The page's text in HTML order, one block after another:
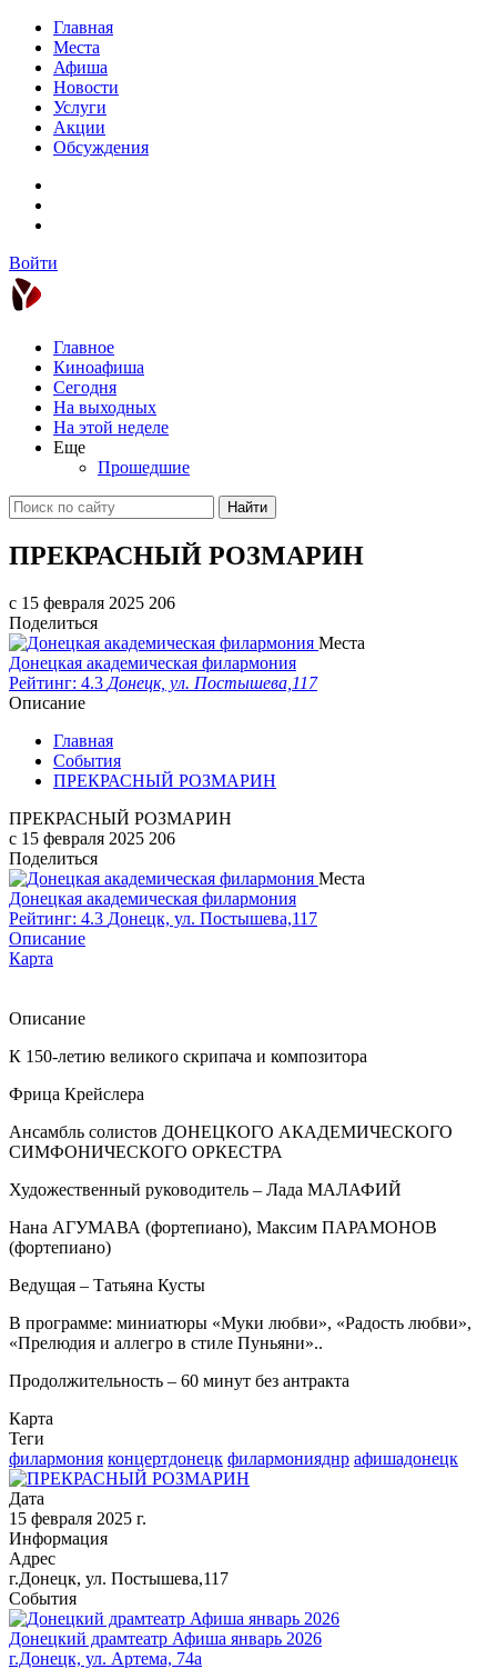
Главная
Места
Афиша
Новости
Услуги
Акции
Обсуждения
Войти
Главное
Киноафиша
Сегодня
На выходных
На этой неделе
Еще
Прошедшие
Найти
ПРЕКРАСНЫЙ РОЗМАРИН
c 15 февраля 2025 206
Поделиться
Места
Донецкая академическая филармония
Рейтинг: 4.3 Донецк, ул. Постышева,117
Описание
Главная
События
ПРЕКРАСНЫЙ РОЗМАРИН
ПРЕКРАСНЫЙ РОЗМАРИН
c 15 февраля 2025 206
Поделиться
Места
Донецкая академическая филармония
Рейтинг: 4.3 Донецк, ул. Постышева,117
Описание
Карта
Описание
К 150-летию великого скрипача и композитора
Фрица Крейслера
Ансамбль солистов ДОНЕЦКОГО АКАДЕМИЧЕСКОГО
СИМФОНИЧЕСКОГО ОРКЕСТРА
Художественный руководитель – Лада МАЛАФИЙ
Нана АГУМАВА (фортепиано), Максим ПАРАМОНОВ
(фортепиано)
Ведущая – Татьяна Кусты
В программе: миниатюры «Муки любви», «Радость любви»,
«Прелюдия и аллегро в стиле Пуньяни»..
Продолжительность – 60 минут без антракта
Карта
Теги
филармония концертдонецк филармонияднр афишадонецк
Дата
15 февраля 2025 г.
Информация
Адрес
г.Донецк, ул. Постышева,117
События
​Донецкий драмтеатр Афиша январь 2026
г.Донецк, ул. Артема, 74а